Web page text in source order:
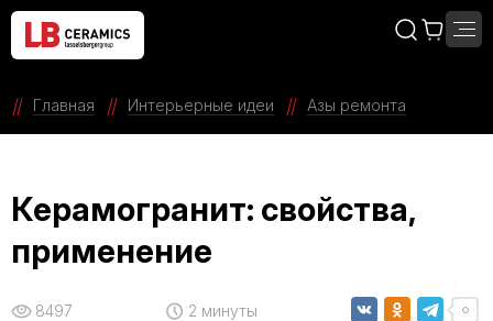
Главная Интерьерные идеи Азы ремонта
Керамогранит: свойства,
применение
8497 2 минуты